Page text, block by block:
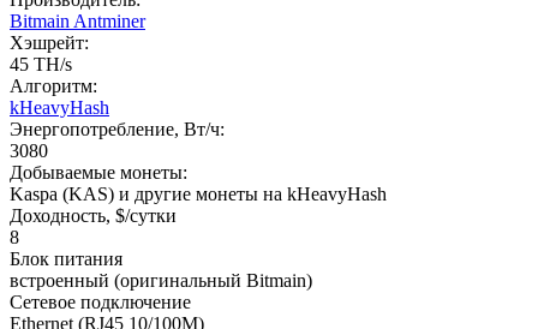
Bitmain Antminer
Хэшрейт:
45 TH/s
Алгоритм:
kHeavyHash
Энергопотребление, Вт/ч:
3080
Добываемые монеты:
Kaspa (KAS) и другие монеты на kHeavyHash
Доходность, $/сутки
8
Блок питания
встроенный (оригинальный Bitmain)
Сетевое подключение
Ethernet (RJ45 10/100M)